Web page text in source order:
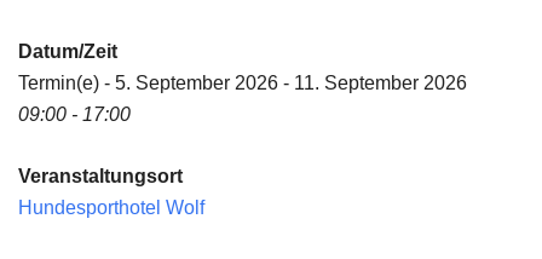
Datum/Zeit
Termin(e) - 5. September 2026 - 11. September 2026
09:00 - 17:00
Veranstaltungsort
Hundesporthotel Wolf